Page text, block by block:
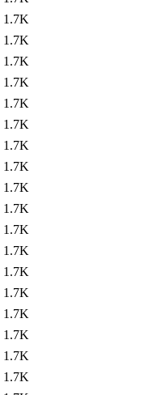
1.7K
1.7K
1.7K
1.7K
1.7K
1.7K
1.7K
1.7K
1.7K
1.7K
1.7K
1.7K
1.7K
1.7K
1.7K
1.7K
1.7K
1.7K